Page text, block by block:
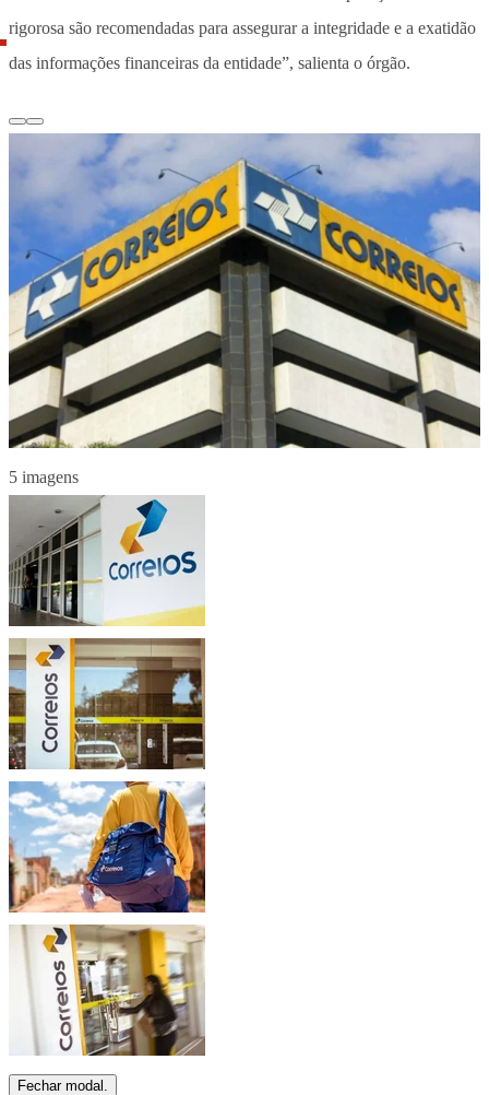
rigorosa são recomendadas para assegurar a integridade e a exatidão
das informações financeiras da entidade”, salienta o órgão.
5 imagens
Fechar modal.